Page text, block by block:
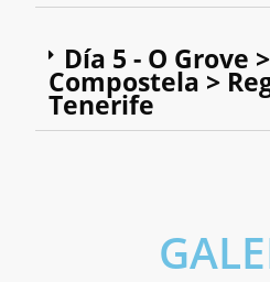
Día 5 - O Grove
Compostela >
Tenerife